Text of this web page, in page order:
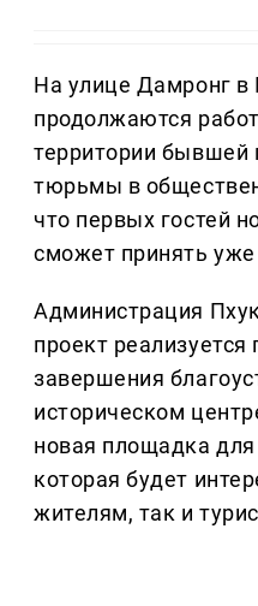
На улице Дамронг в
продолжаются
территории бывшей
тюрьмы в
что первых гостей
сможет принять уже
Администрация
проект реализуется
завершения
историческом
новая площадка
которая будет
жителям, так и